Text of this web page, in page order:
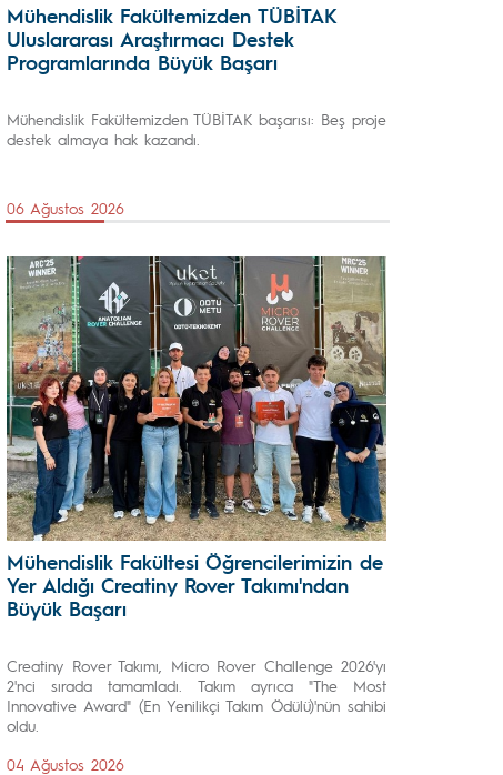
Mühendislik Fakültemizden TÜBİTAK
Uluslararası Araştırmacı Destek
Programlarında Büyük Başarı
Mühendislik Fakültemizden TÜBİTAK başarısı: Beş proje
destek almaya hak kazandı.
06 Ağustos 2026
Mühendislik Fakültesi Öğrencilerimizin de
Yer Aldığı Creatiny Rover Takımı'ndan
Büyük Başarı
Creatiny Rover Takımı, Micro Rover Challenge 2026'yı
2'nci sırada tamamladı. Takım ayrıca "The Most
Innovative Award" (En Yenilikçi Takım Ödülü)'nün sahibi
oldu.
04 Ağustos 2026